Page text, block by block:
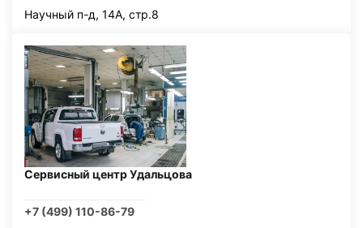
Научный п-д, 14А, стр.8
Сервисный центр Удальцова
+7 (499) 110-86-79